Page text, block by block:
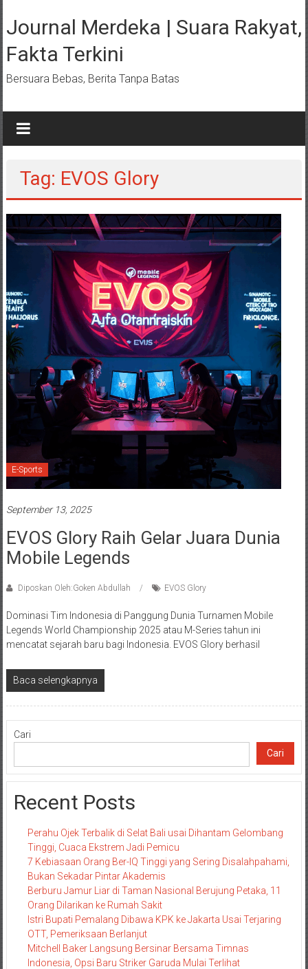
konten
Journal Merdeka | Suara Rakyat,
Fakta Terkini
Bersuara Bebas, Berita Tanpa Batas
Tag: EVOS Glory
E-Sports
September 13, 2025
EVOS Glory Raih Gelar Juara Dunia
Mobile Legends
Diposkan Oleh:Goken Abdullah EVOS Glory
Dominasi Tim Indonesia di Panggung Dunia Turnamen Mobile
Legends World Championship 2025 atau M-Series tahun ini
mencatat sejarah baru bagi Indonesia. EVOS Glory berhasil
Baca selengkapnya
Cari
Cari
Recent Posts
Perahu Ojek Terbalik di Selat Bali usai Dihantam Gelombang
Tinggi, Cuaca Ekstrem Jadi Pemicu
7 Kebiasaan Orang Ber-IQ Tinggi yang Sering Disalahpahami,
Bukan Sekadar Pintar Akademis
Berburu Jamur Liar di Taman Nasional Berujung Petaka, 11
Orang Dilarikan ke Rumah Sakit
Istri Bupati Pemalang Dibawa KPK ke Jakarta Usai Terjaring
OTT, Pemeriksaan Berlanjut
Mitchell Baker Langsung Bersinar Bersama Timnas
Indonesia, Opsi Baru Striker Garuda Mulai Terlihat